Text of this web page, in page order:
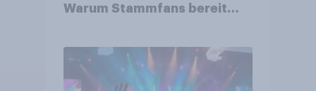
Warum Stammfans bereit